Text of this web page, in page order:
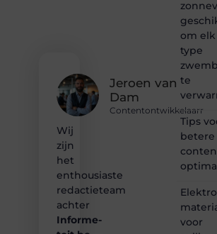
Jeroen van
Dam
Contentontwikkelaarr
Wij
zijn
het
enthousiaste
redactieteam
achter
Informe-
om elk
type
te
Tips
betere
voor